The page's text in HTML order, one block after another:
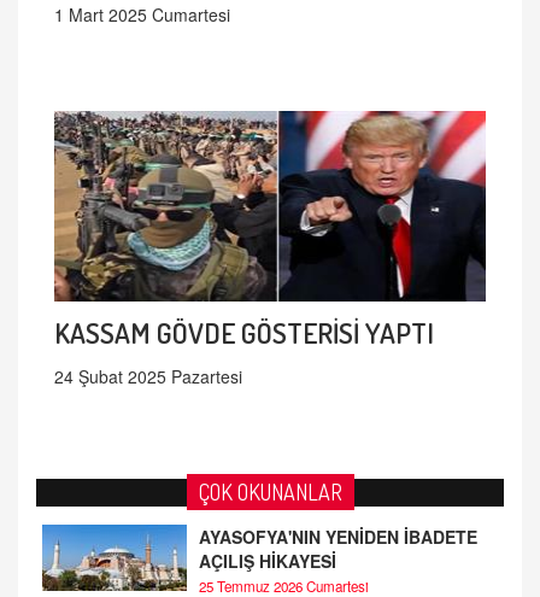
1 Mart 2025 Cumartesi
KASSAM GÖVDE GÖSTERİSİ YAPTI
24 Şubat 2025 Pazartesi
ÇOK OKUNANLAR
AYASOFYA'NIN YENİDEN İBADETE
AÇILIŞ HİKAYESİ
25 Temmuz 2026 Cumartesi